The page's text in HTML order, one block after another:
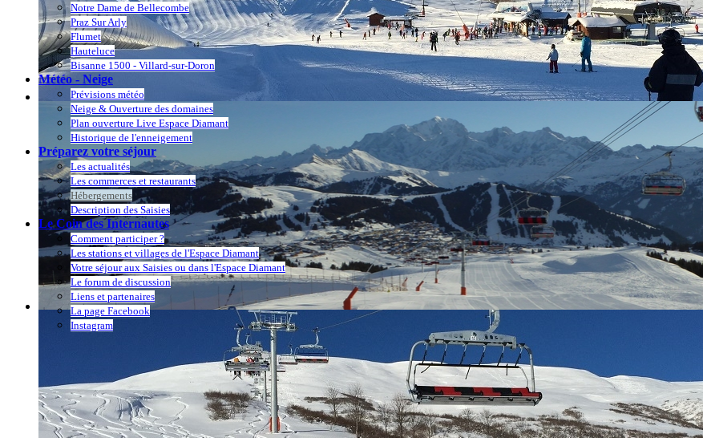
Notre Dame de Bellecombe
Praz Sur Arly
Flumet
Hauteluce
Bisanne 1500 - Villard-sur-Doron
Météo - Neige
Prévisions météo
Neige & Ouverture des domaines
Plan ouverture Live Espace Diamant
Historique de l'enneigement
Préparez votre séjour
Les actualités
Les commerces et restaurants
Hébergements
Description des Saisies
Le Coin des Internautes
Comment participer ?
Les stations et villages de l'Espace Diamant
Votre séjour aux Saisies ou dans l'Espace Diamant
Le forum de discussion
Liens et partenaires
La page Facebook
Instagram